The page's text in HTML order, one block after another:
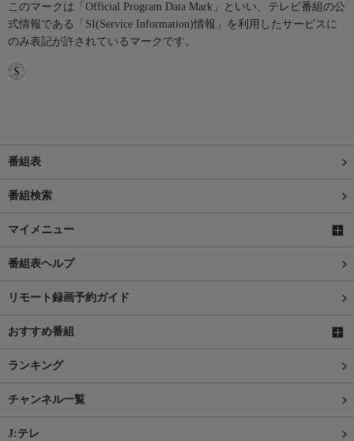
このマークは「Official Program Data Mark」といい、テレビ番組の公
式情報である「SI(Service Information)情報」を利用したサービスに
のみ表記が許されているマークです。
番組表
番組検索
マイメニュー
番組表ヘルプ
リモート録画予約ガイド
おすすめ番組
ランキング
チャンネル一覧
J:テレ